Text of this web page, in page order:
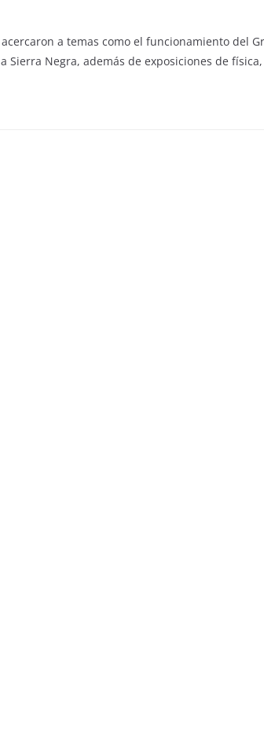
a temas como el funcionamiento del
Sierra Negra, además de exposiciones de